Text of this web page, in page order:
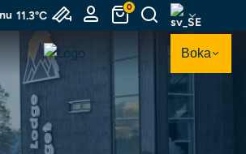
11.3°C
0
Boka